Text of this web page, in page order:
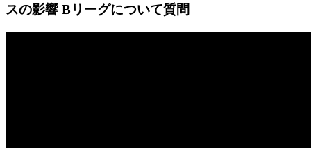
スの影響 Bリーグについて質問